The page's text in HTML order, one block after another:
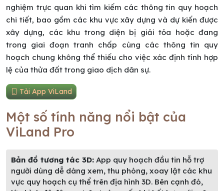
nghiệm trực quan khi tìm kiếm các thông tin quy hoạch
chi tiết, bao gồm các khu vực xây dựng và dự kiến được
xây dựng, các khu trong diện bị giải tỏa hoặc đang
trong giai đoạn tranh chấp cùng các thông tin quy
hoạch chung không thể thiếu cho việc xác định tính hợp
lệ của thửa đất trong giao dịch dân sự.
Tải App ViLand
Một số tính năng nổi bật của
ViLand Pro
Bản đồ tương tác 3D: App quy hoạch đầu tin hỗ trợ
người dùng dễ dàng xem, thu phóng, xoay lật các khu
vực quy hoạch cụ thể trên địa hình 3D. Bên cạnh đó,